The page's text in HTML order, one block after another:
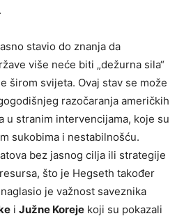
stavio do znanja da
više neće biti „dežurna sila“
širom svijeta. Ovaj stav se može
razočaranja američkih
u stranim intervencijama, koje su
sukobima i nestabilnošću.
bez jasnog cilja ili strategije
što je Hegseth također
je važnost saveznika
i Južne Koreje koji su pokazali